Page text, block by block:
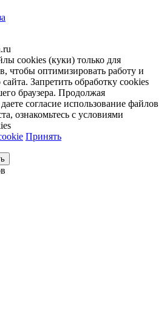
cookies (куки) только для
чтобы оптимизировать работу и
Запретить обработку cookies
браузера. Продолжая
согласие использование файлов
ознакомьтесь с условиями
Принять